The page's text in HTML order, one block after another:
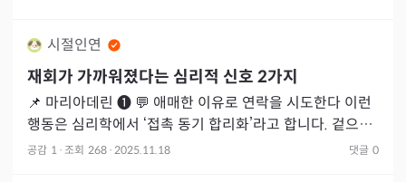
시절인연
재회가 가까워졌다는 심리적 신호 2가지
📌 마리아데린 ➊ 💬 애매한 이유로 연락을 시도한다 이런
행동은 심리학에서 ‘접촉 동기 합리화’라고 합니다. 겉으로
는 사소한 명분을 말하지만, 실제로는 정서적 연결 상태를
공감 1 · 조회 268 · 2025.11.18 댓글 0